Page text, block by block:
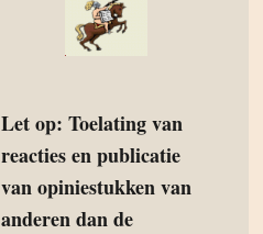
Let op: Toelating van
reacties en publicatie
van opiniestukken van
anderen dan de